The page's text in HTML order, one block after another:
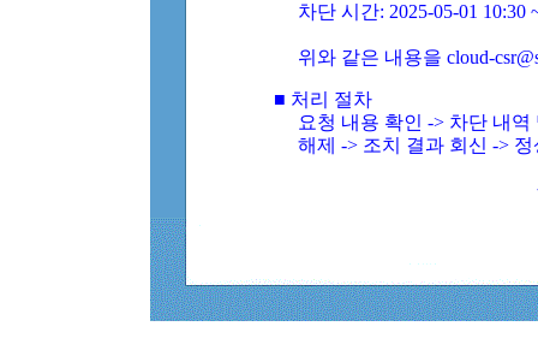
차단 시간: 2025-05-01 10:30
위와 같은 내용을 cloud-
■ 처리 절차
요청 내용 확인 -> 차단 내
해제 -> 조치 결과 회신 ->